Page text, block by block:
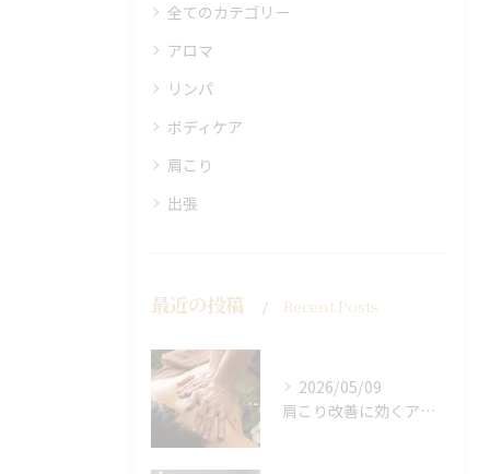
全てのカテゴリー
アロマ
リンパ
ボディケア
肩こり
出張
最近の投稿 Recent Posts
2026/05/09
肩こり改善に効くアロマリンパの手技と効果